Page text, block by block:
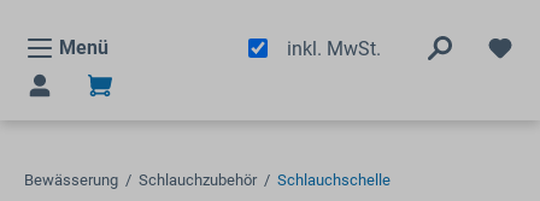
Menü
inkl. MwSt.
Bewässerung / Schlauchzubehör / Schlauchschelle